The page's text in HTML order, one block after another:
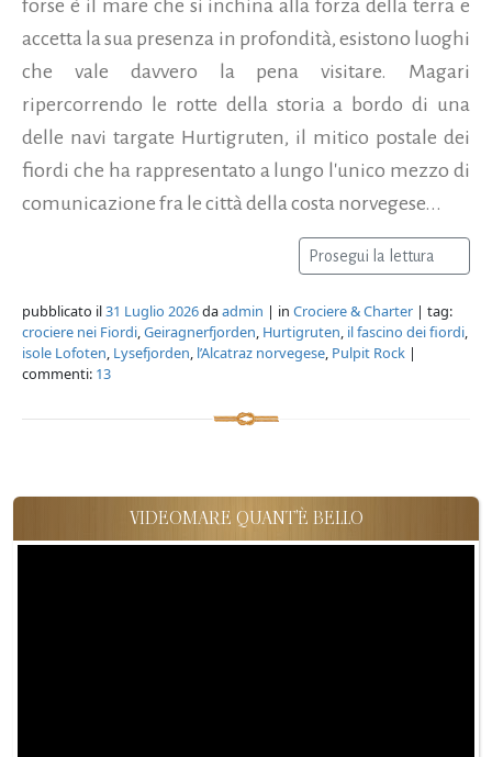
forse è il mare che si inchina alla forza della terra e
accetta la sua presenza in profondità, esistono luoghi
che vale davvero la pena visitare. Magari
ripercorrendo le rotte della storia a bordo di una
delle navi targate Hurtigruten, il mitico postale dei
fiordi che ha rappresentato a lungo l'unico mezzo di
comunicazione fra le città della costa norvegese...
Prosegui la lettura
pubblicato il31 Luglio 2026daadmin | in Crociere & Charter | tag:
crociere nei Fiordi,Geiragnerfjorden, Hurtigruten, il fascino dei fiordi,
isole Lofoten, Lysefjorden, l’Alcatraz norvegese, Pulpit Rock |
commenti: 13
VIDEOMARE QUANT'È BELLO